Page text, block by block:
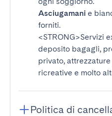
Asciugamani e
forniti.
<STRONG>Servizi
deposito bagagli,
privato,
ricreative e molto
Politica di